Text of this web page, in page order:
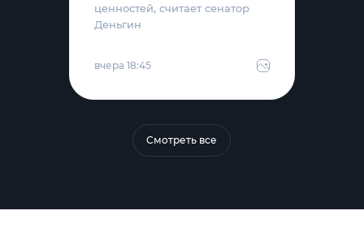
ценностей, считает сенатор
Деньгин
вчера 18:45
Смотреть все